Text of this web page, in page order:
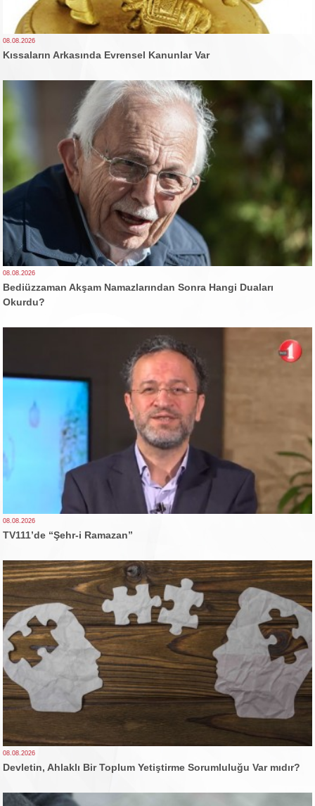
08.08.2026
Kıssaların Arkasında Evrensel Kanunlar Var
08.08.2026
Bediüzzaman Akşam Namazlarından Sonra Hangi Duaları
Okurdu?
08.08.2026
TV111’de “Şehr-i Ramazan”
08.08.2026
Devletin, Ahlaklı Bir Toplum Yetiştirme Sorumluluğu Var mıdır?